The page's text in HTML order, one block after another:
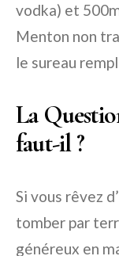
vodka) et
Menton non
le sureau
La
faut-il ?
Si vous rêvez
tomber par
généreux en